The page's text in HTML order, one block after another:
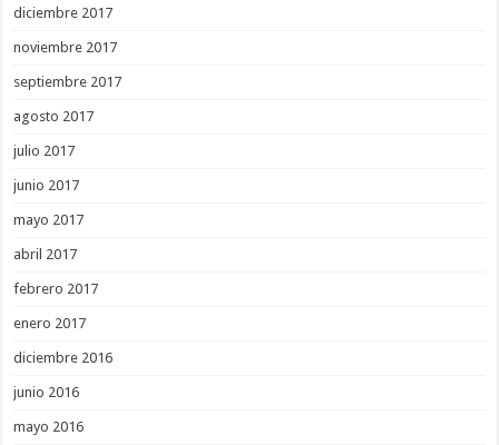
diciembre 2017
noviembre 2017
septiembre 2017
agosto 2017
julio 2017
junio 2017
mayo 2017
abril 2017
febrero 2017
enero 2017
diciembre 2016
junio 2016
mayo 2016